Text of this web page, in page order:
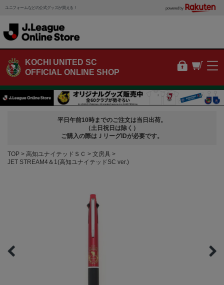
ユニフォームなどの公式グッズが買える！ powered by
KOCHI UNITED SC
OFFICIAL ONLINE SHOP
平日午前10時までのご注文は当日出荷。
（土日祝日は除く）
ご購入の際はＪリーグIDが必要です。
TOP 高知ユナイテッドＳＣ
文房具
JET STREAM4＆1(高知ユナイテッドSC ver.)